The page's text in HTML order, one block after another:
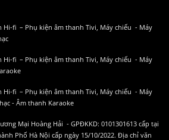
Hi-fi – Phụ kiện âm thanh Tivi, Máy chiếu - Máy
Hi-fi – Phụ kiện âm thanh Tivi, Máy chiếu - Máy
Hi-fi – Phụ kiện âm thanh Tivi, Máy chiếu - Máy
- Âm thanh Karaoke
Mại Hoàng Hải - GPĐKKD: 0101301613 cấp tại
Phố Hà Nội cấp ngày 15/10/2022. Địa chỉ văn